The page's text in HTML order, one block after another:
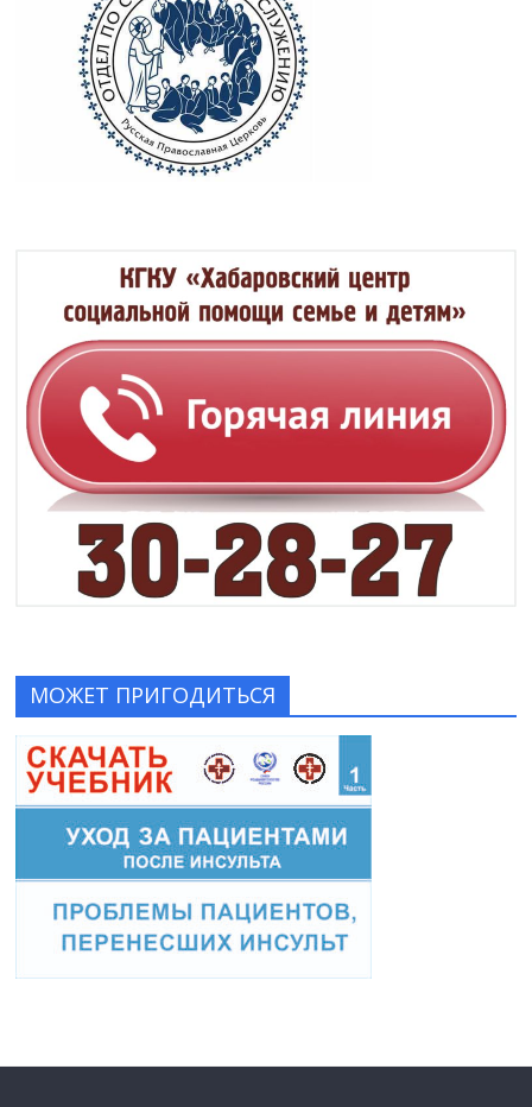
МОЖЕТ ПРИГОДИТЬСЯ